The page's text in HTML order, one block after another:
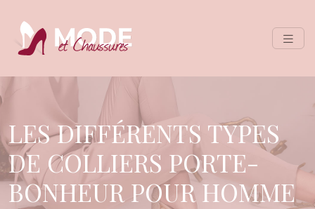
LES DIFFÉRENTS TYPES
DE COLLIERS PORTE-
BONHEUR POUR HOMME